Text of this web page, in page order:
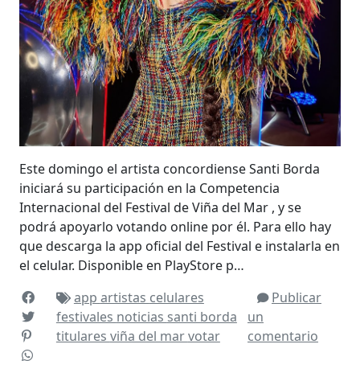
Este domingo el artista concordiense Santi Borda
iniciará su participación en la Competencia
Internacional del Festival de Viña del Mar , y se
podrá apoyarlo votando online por él. Para ello hay
que descarga la app oficial del Festival e instalarla en
el celular. Disponible en PlayStore p…
app artistas celulares
festivales noticias santi borda
titulares viña del marvotar
Publicar
un
comentario